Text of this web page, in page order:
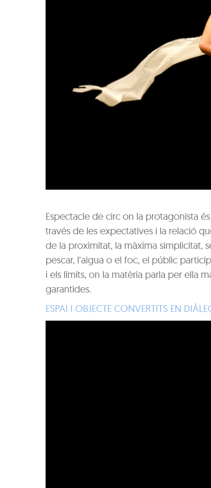
Espectacle de circ on la protagonista
través de les expectatives i la relació
de la proximitat, la màxima simplicitat,
pescar, l’aigua o el foc, el públic
i els límits, on la matèria parla per ella
garantides.
ESPAI I OBJECTE CONVERTITS EN